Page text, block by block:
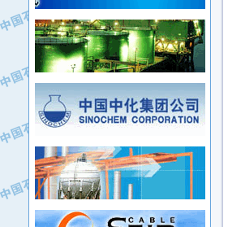
·常州市中兴石油化工助剂有限公司
·姜堰市三联助剂有限公司
·四川中光高技术研究所有限责任公司
·江苏天安防雷工程有限责任公司
·山东东营胜利工业园区
·自贡五洲防腐安装有限公司
·新疆新冠控制系统工程有限公司
·新疆安维消防设施器材有限公司
·华北石油津工机械制造有限公司
·中国石化茂名石化分公司
·上海赛科石油化工有限责任公司
·河北卓唯钢管制造有限公司
·上海高桥石化
·中国石化扬子石油化工股份有限公司
·中国石化上海石油化工股份有限公司